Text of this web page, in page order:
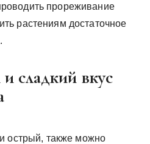
прореживание
растениям достаточное
сладкий вкус
острый, также можно